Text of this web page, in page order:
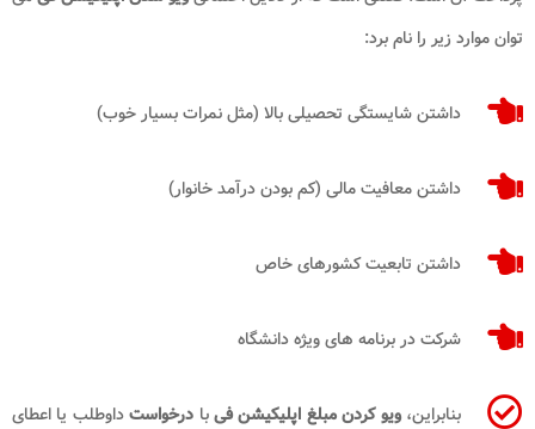
توان موارد زیر را نام برد:
داشتن شایستگی تحصیلی بالا (مثل نمرات بسیار خوب)
داشتن معافیت مالی (کم بودن درآمد خانوار)
داشتن تابعیت کشورهای خاص
شرکت در برنامه های ویژه دانشگاه
بنابراین،ویو کردن مبلغ اپلیکیشن فیبا درخواستداوطلب یا اعطای